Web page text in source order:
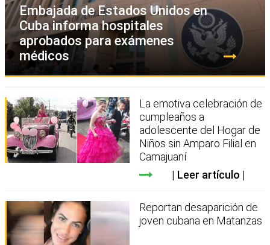
Embajada de Estados Unidos en
Cuba informa hospitales
aprobados para exámenes
médicos
La emotiva celebración de
cumpleaños a
adolescente del Hogar de
Niños sin Amparo Filial en
Camajuaní
Leer artículo
Reportan desaparición de
joven cubana en Matanzas